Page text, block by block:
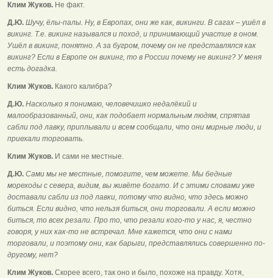
Клим Жуков. Не факт.
Д.Ю. Шучу, ёлы-палы. Ну, в Европах, они же как, викинги. В сагах – ушёл в
викинг. Т.е. викинг назывался и поход, и принимающий участие в оном.
Ушёл в викинг, понятно. А за бугром, почему он не представлялся как
викинг? Если в Европе он викинг, то в России почему не викинг? У меня
есть догадка.
Клим Жуков. Какого калибра?
Д.Ю. Насколько я понимаю, человечишко недалёкий и
малообразованный, они, как подобает нормальным людям, спрятав
сабли под лавку, приплывали и всем сообщали, что они мирные люди, и
приехали торговать.
Клим Жуков. И сами не местные.
Д.Ю. Сами мы не местные, помогите, чем можете. Мы бедные
мореходы с севера, видим, вы живёте богато. И с этими словами уже
доставали сабли из под лавки, потому что видно, что здесь можно
биться. Если видно, что нельзя биться, они торговали. А если можно
биться, то всех резали. Про то, что резали кого-то у нас, я, честно
говоря, у них как-то не встречал. Мне кажется, что они с нами
торговали, и поэтому они, как барыги, представлялись совершенно по-
другому, нет?
Клим Жуков. Скорее всего, так оно и было, похоже на правду. Хотя,